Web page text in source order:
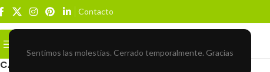
Sentimos las molestias. Cerrado temporalmente. Gracias
Contacto
CATEGORÍAS DEL PRODUCTO